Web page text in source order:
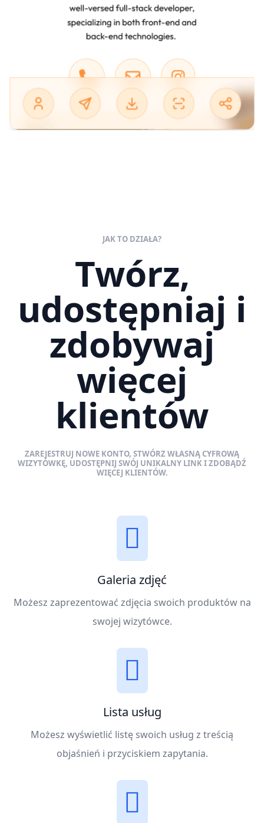
JAK TO DZIAŁA?
Twórz,
udostępniaj i
zdobywaj
więcej
klientów
ZAREJESTRUJ NOWE KONTO, STWÓRZ WŁASNĄ CYFROWĄ
WIZYTÓWKĘ, UDOSTĘPNIJ SWÓJ UNIKALNY LINK I ZDOBĄDŹ
WIĘCEJ KLIENTÓW.
Galeria zdjęć
Możesz zaprezentować zdjęcia swoich produktów na
swojej wizytówce.
Lista usług
Możesz wyświetlić listę swoich usług z treścią
objaśnień i przyciskiem zapytania.